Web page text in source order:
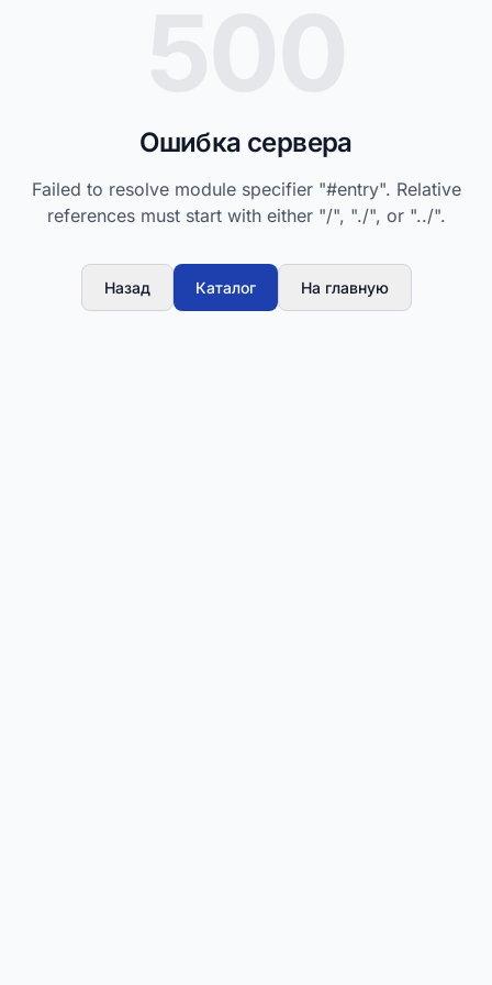
Ошибка сервера
Failed to resolve module specifier "#entry". Relative
references must start with either "/", "./", or "../".
Назад Каталог На главную